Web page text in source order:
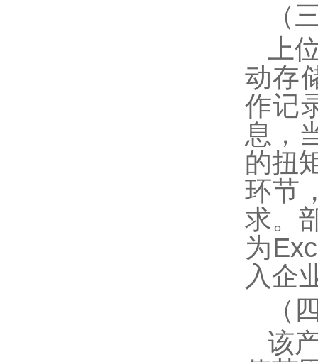
（
上
动存
作记
息，
的扭
环节
求。
为
入企
（
该